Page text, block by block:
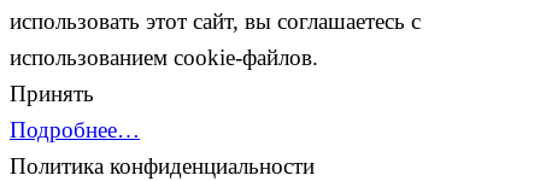
использовать этот сайт, вы соглашаетесь с
использованием cookie-файлов.
Принять
Подробнее…
Политика конфиденциальности